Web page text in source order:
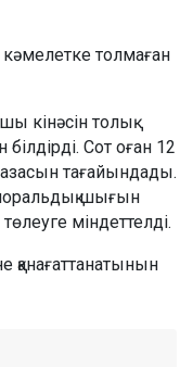
толмаған
кінәсін толық
білдірді. Сот оған 12
тағайындады.
шығын
міндеттелді.
қанағаттанатынын